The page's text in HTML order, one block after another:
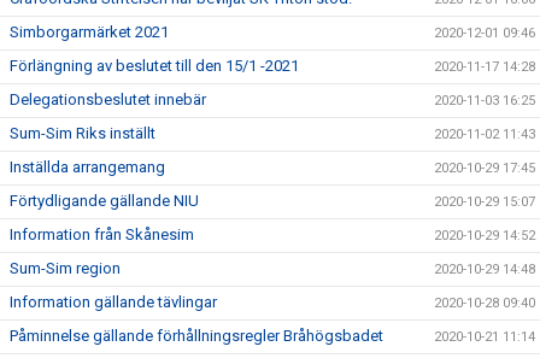
Simborgarmärket 2021 2020-12-01 09:46
Förlängning av beslutet till den 15/1 -2021 2020-11-17 14:28
Delegationsbeslutet innebär 2020-11-03 16:25
Sum-Sim Riks inställt 2020-11-02 11:43
Inställda arrangemang 2020-10-29 17:45
Förtydligande gällande NIU 2020-10-29 15:07
Information från Skånesim 2020-10-29 14:52
Sum-Sim region 2020-10-29 14:48
Information gällande tävlingar 2020-10-28 09:40
Påminnelse gällande förhållningsregler Bråhögsbadet 2020-10-21 11:14